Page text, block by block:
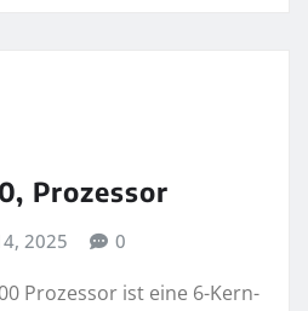
Prozessor
2025 0
Prozessor ist eine 6-Kern-